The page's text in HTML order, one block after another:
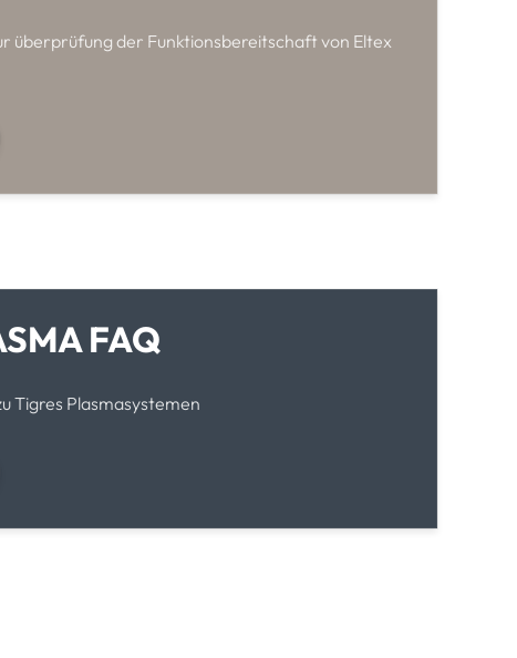
überprüfung der Funktionsbereitschaft von Eltex
FAQ
Tigres Plasmasystemen